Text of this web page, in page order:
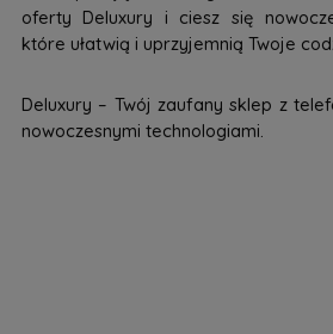
oferty Deluxury i ciesz się
które ułatwią i uprzyjemnią Twoje
Deluxury – Twój zaufany sklep z
nowoczesnymi technologiami.